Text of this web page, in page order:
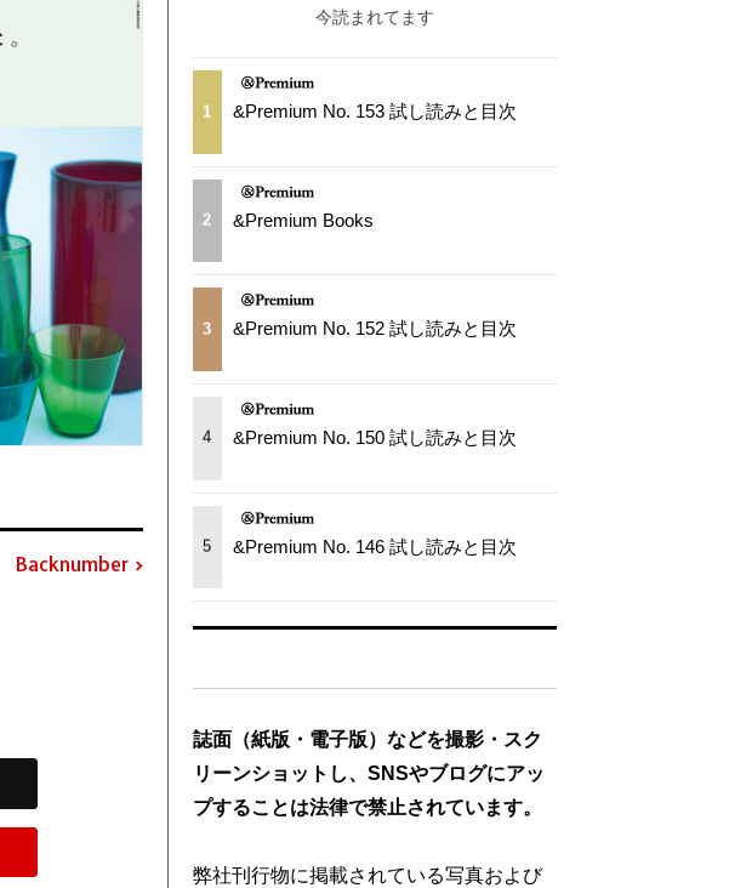
Backnumber
今読まれてます
1 &Premium No. 153 試し読みと目次
2 &Premium Books
3 &Premium No. 152 試し読みと目次
4 &Premium No. 150 試し読みと目次
5 &Premium No. 146 試し読みと目次
誌面（紙版・電子版）などを撮影・スク
リーンショットし、SNSやブログにアッ
プすることは法律で禁止されています。
弊社刊行物に掲載されている写真および